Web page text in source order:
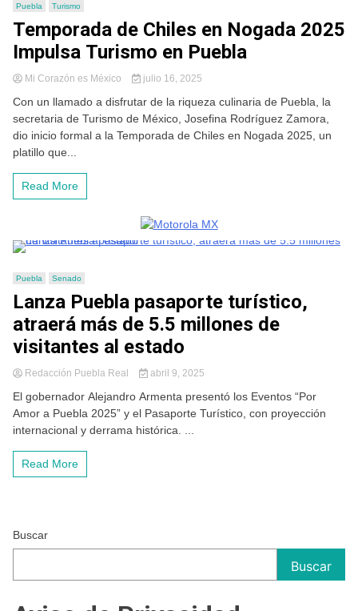
Puebla Turismo
Temporada de Chiles en Nogada 2025
Impulsa Turismo en Puebla
Mi Corazón es México julio 16, 2025
Con un llamado a disfrutar de la riqueza culinaria de Puebla, la
secretaria de Turismo de México, Josefina Rodríguez Zamora,
dio inicio formal a la Temporada de Chiles en Nogada 2025, un
platillo que...
Read More
Puebla Senado
Lanza Puebla pasaporte turístico,
atraerá más de 5.5 millones de
visitantes al estado
Redacción Puebla Real abril 9, 2025
El gobernador Alejandro Armenta presentó los Eventos “Por
Amor a Puebla 2025” y el Pasaporte Turístico, con proyección
internacional y derrama histórica. ...
Read More
Buscar
Buscar